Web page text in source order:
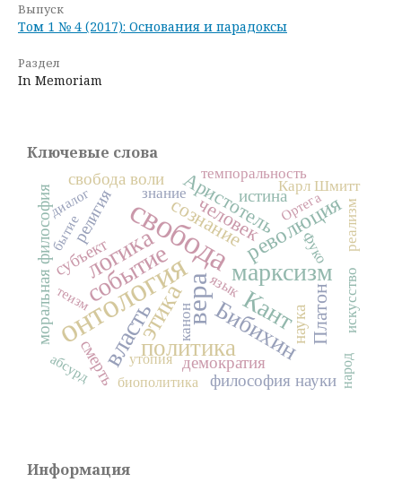
Выпуск
Том 1 № 4 (2017): Основания и парадоксы
Раздел
In Memoriam
Ключевые слова
свобода
онтологиявера Кант
событие
этика
власть
марксизм
логика
политикаБибихин
революция
человек
сознание
Платон
Аристотель
субъект
наука
религия
моральная философия
демократия
свобода воли
философия науки
истина
смерть
Карл Шмитт
канон искусство
темпоральность
реализм
знание
Фуко
язык
биополитика
диалог
народ
теизм
утопия
бытие
абсурд
Ортега
Информация